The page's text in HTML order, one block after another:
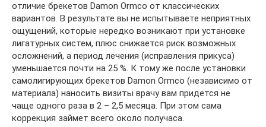
отличие брекетов Damon Ormco от классических
вариантов. В результате вы не испытываете неприятных
ощущений, которые нередко возникают при установке
лигатурных систем, плюс снижается риск возможных
осложнений, а период лечения (исправления прикуса)
уменьшается почти на 25 %. К тому же после установки
самолигирующих брекетов Damon Ormco (независимо от
материала) наносить визиты врачу вам придется не
чаще одного раза в 2 – 2,5 месяца. При этом сама
коррекция займет всего около получаса.